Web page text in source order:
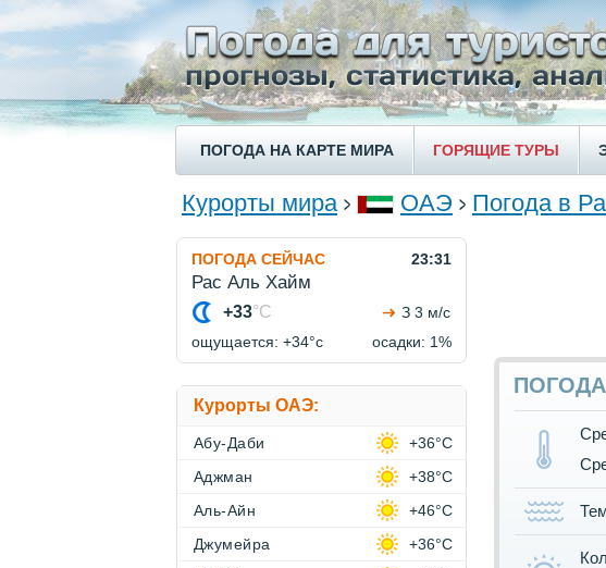
ПОГОДА НА КАРТЕ МИРА ГОРЯЩИЕ ТУРЫ
Курорты мира ОАЭ Погода в
ПОГОДА СЕЙЧАС 23:31
Рас Аль Хайм
+33°C
З 3 м/с
ощущается: +34°c
осадки: 1%
Курорты ОАЭ:
Абу-Даби
+36°C
Аджман
+38°C
Аль-Айн
+46°C
Джумейра
+36°C